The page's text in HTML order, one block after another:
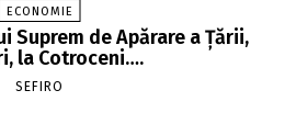
ECONOMIE
Suprem de Apărare a Ţării,
la Cotroceni….
SEFIRO